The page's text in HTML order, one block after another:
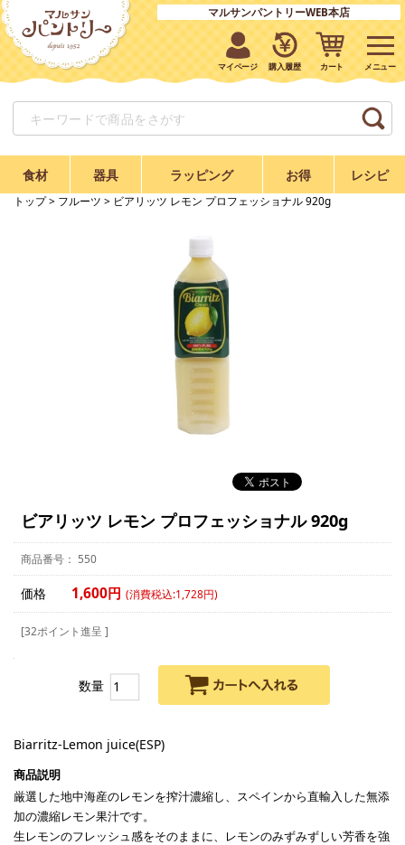
マルサンパントリーWEB本店
マイページ 購入履歴 カート
食材 器具 ラッピング お得 レシピ
トップ> フルーツ > ビアリッツ レモン プロフェッショナル 920g
ビアリッツ レモン プロフェッショナル 920g
550
価格 1,600円 (消費税込:1,728円)
[32ポイント進呈 ]
数量
Biarritz-Lemon juice(ESP)
厳選した地中海産のレモンを搾汁濃縮し、スペインから直輸入した無添
加の濃縮レモン果汁です。
生レモンのフレッシュ感をそのままに、レモンのみずみずしい芳香を強